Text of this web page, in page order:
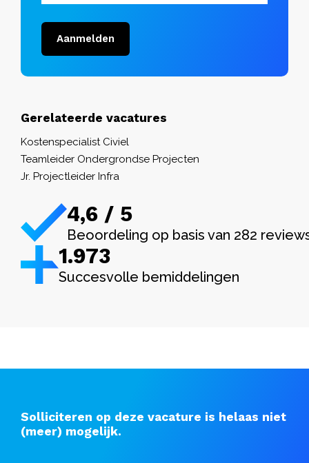
Aanmelden
Gerelateerde vacatures
Kostenspecialist Civiel
Teamleider Ondergrondse Projecten
Jr. Projectleider Infra
4,6 / 5
Beoordeling op basis van 282
1.982
Succesvolle bemiddelingen
Solliciteren op deze vacature is helaas niet
(meer) mogelijk.